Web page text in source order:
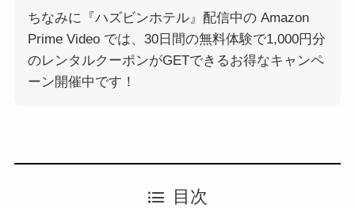
ちなみに『ハズビンホテル』配信中の Amazon
Prime Video では、30日間の無料体験で1,000円分
のレンタルクーポンがGETできるお得なキャンペ
ーン開催中です！
目次